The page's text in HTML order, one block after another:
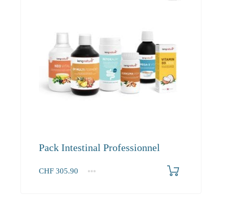
Pack Intestinal Professionnel
CHF 305.90
1+